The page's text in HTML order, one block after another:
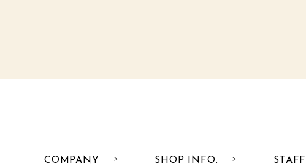
COMPANY SHOP INFO. STAFF